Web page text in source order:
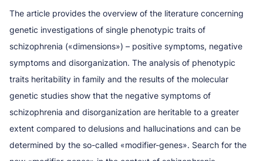
The article provides the overview of the literature concerning
genetic investigations of single phenotypic traits of
schizophrenia («dimensions») – positive symptoms, negative
symptoms and disorganization. The analysis of phenotypic
traits heritability in family and the results of the molecular
genetic studies show that the negative symptoms of
schizophrenia and disorganization are heritable to a greater
extent compared to delusions and hallucinations and can be
determined by the so-called «modifier-genes». Search for the